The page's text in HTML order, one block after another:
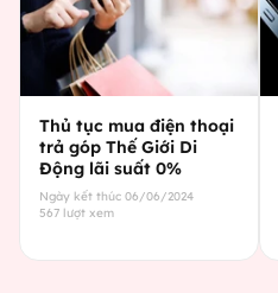
Thủ tục mua điện thoại
trả góp Thế Giới Di
Động lãi suất 0%
Ngày kết thúc 06/06/2024
567 lượt xem